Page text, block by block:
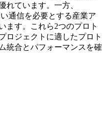
れています。一方、
通信を必要とする産業ア
ます。これら2つのプロト
ロジェクトに適したプロト
統合とパフォーマンスを確